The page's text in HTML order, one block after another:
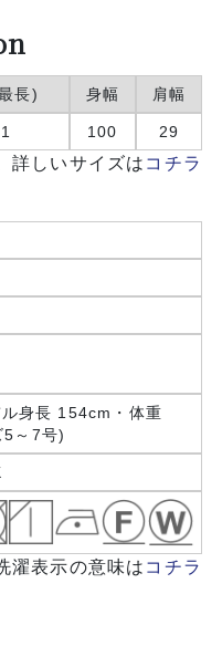
長) 身幅 肩幅
100 29
詳しいサイズは コチラ
身長 154cm・体重
～7号)
濯表示の意味は コチラ